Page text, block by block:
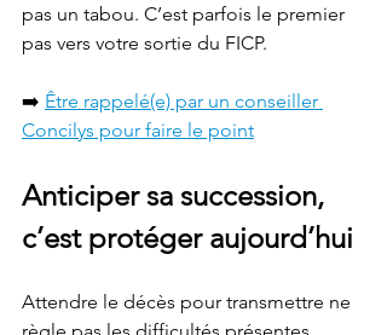
pas un tabou. C’est parfois le premier
pas vers votre sortie du FICP.
➡️ Être rappelé(e) par un conseiller
Concilys pour faire le point
Anticiper sa succession,
c’est protéger aujourd’hui
Attendre le décès pour transmettre ne